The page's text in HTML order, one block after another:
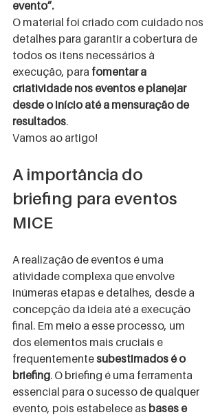
evento”.
O material foi criado com cuidado nos
detalhes para garantir a cobertura de
todos os itens necessários à
execução, para fomentar a
criatividade nos eventos e planejar
desde o início até a mensuração de
resultados.
Vamos ao artigo!
A importância do
briefing para eventos
MICE
A realização de eventos é uma
atividade complexa que envolve
inúmeras etapas e detalhes, desde a
concepção da ideia até a execução
final. Em meio a esse processo, um
dos elementos mais cruciais e
frequentemente subestimados é o
briefing. O briefing é uma ferramenta
essencial para o sucesso de qualquer
evento, pois estabelece as bases e